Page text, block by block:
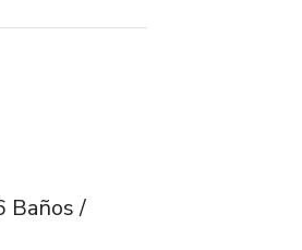
Baños /